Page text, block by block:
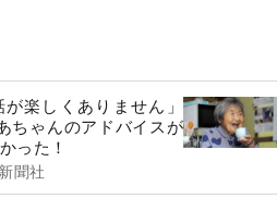
が楽しくありません」
ちゃんのアドバイスが
った！
聞社